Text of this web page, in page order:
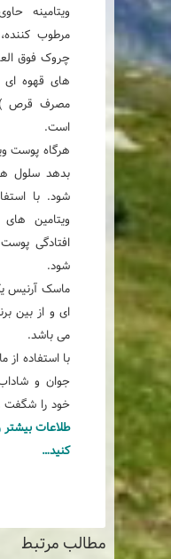
مرطوب
چروک فوق
های قهوه ای
مصرف قرص
است.
هرگاه پوست
بدهد سلول
شود. با
ویتامین
افتادگی
شود.
ای و از بین
می باشد.
با استفاده
جوان و
خود را شگفت
طلاعات
کنید…
مطالب مرتبط